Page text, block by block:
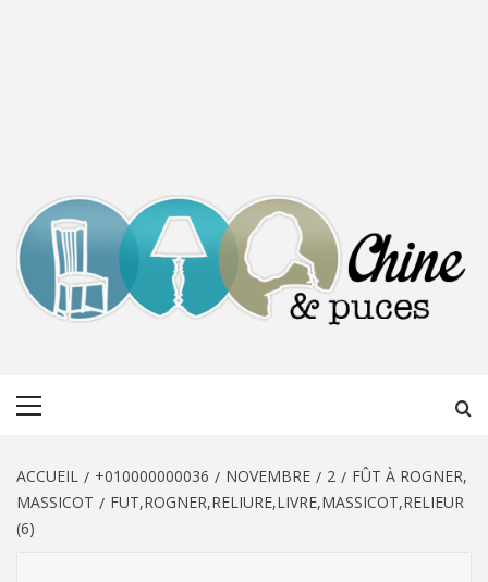
ACCUEIL +010000000036 NOVEMBRE 2
FÛT À ROGNER,
MASSICOT
FUT,ROGNER,RELIURE,LIVRE,MASSICOT,RELIEUR
(6)